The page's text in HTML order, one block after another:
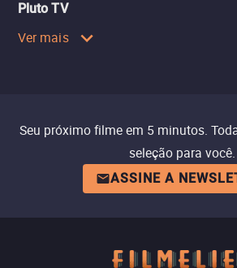
Pluto TV
Ver mais
Seu próximo filme em 5 minutos.
seleção para você.
ASSINE A